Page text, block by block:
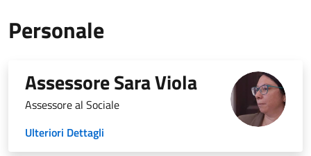
Personale
Assessore Sara Viola
Assessore al Sociale
Ulteriori Dettagli